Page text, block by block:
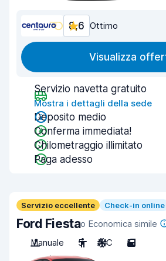
8,6 Ottimo
Visualizza
Servizio navetta gratuito
Mostra i dettagli della sede
Deposito medio
Conferma immediata!
Chilometraggio illimitato
Paga adesso
Servizio eccellente Check-in online
Ford Fiestao Economica simile
Manuale
5 A/C 5